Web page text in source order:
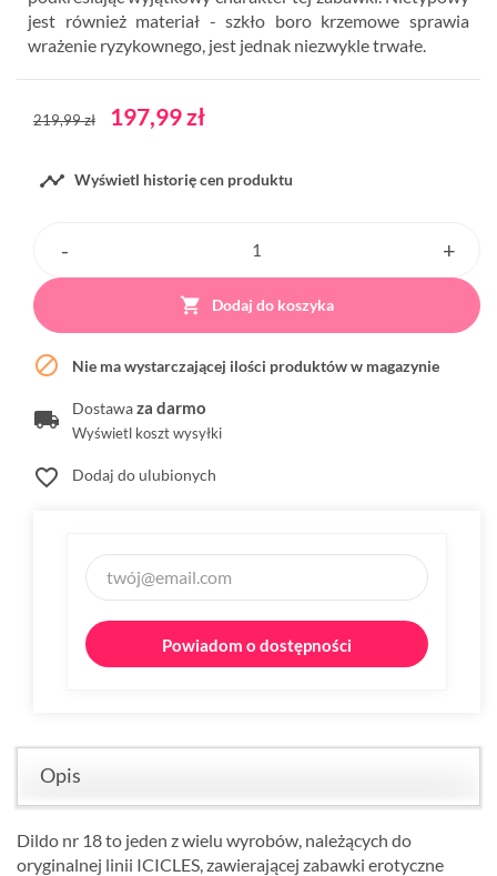
jest również materiał - szkło boro krzemowe sprawia
wrażenie ryzykownego, jest jednak niezwykle trwałe.
219,99 zł 197,99 zł
 Wyświetl historię cen produktu
 Dodaj do koszyka
 Nie ma wystarczającej ilości produktów w magazynie
Dostawaza darmo
Wyświetl koszt wysyłki
favorite_border Dodaj do ulubionych
Powiadom o dostępności
Opis
Dildo nr 18 to jeden z wielu wyrobów, należących do
oryginalnej linii ICICLES, zawierającej zabawki erotyczne